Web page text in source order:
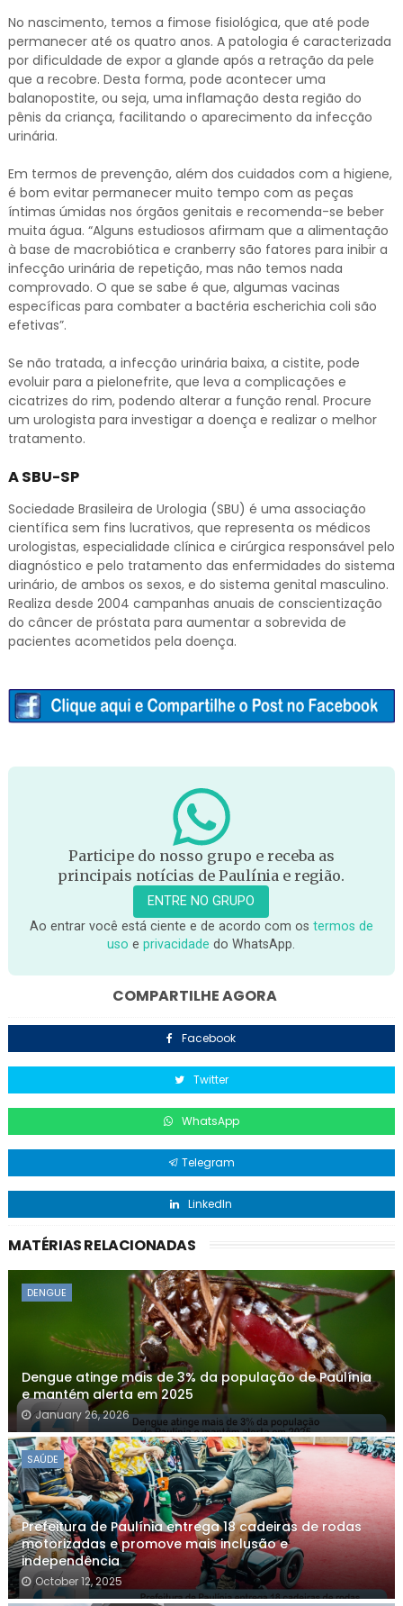
No nascimento, temos a fimose fisiológica, que até pode
permanecer até os quatro anos. A patologia é caracterizada
por dificuldade de expor a glande após a retração da pele
que a recobre. Desta forma, pode acontecer uma
balanopostite, ou seja, uma inflamação desta região do
pênis da criança, facilitando o aparecimento da infecção
urinária.
Em termos de prevenção, além dos cuidados com a higiene,
é bom evitar permanecer muito tempo com as peças
íntimas úmidas nos órgãos genitais e recomenda-se beber
muita água. “Alguns estudiosos afirmam que a alimentação
à base de macrobiótica e cranberry são fatores para inibir a
infecção urinária de repetição, mas não temos nada
comprovado. O que se sabe é que, algumas vacinas
específicas para combater a bactéria escherichia coli são
efetivas”.
Se não tratada, a infecção urinária baixa, a cistite, pode
evoluir para a pielonefrite, que leva a complicações e
cicatrizes do rim, podendo alterar a função renal. Procure
um urologista para investigar a doença e realizar o melhor
tratamento.
A SBU-SP
Sociedade Brasileira de Urologia (SBU) é uma associação
científica sem fins lucrativos, que representa os médicos
urologistas, especialidade clínica e cirúrgica responsável pelo
diagnóstico e pelo tratamento das enfermidades do sistema
urinário, de ambos os sexos, e do sistema genital masculino.
Realiza desde 2004 campanhas anuais de conscientização
do câncer de próstata para aumentar a sobrevida de
pacientes acometidos pela doença.
Participe do nosso grupo e receba as
principais notícias de Paulínia e região.
ENTRE NO GRUPO
Ao entrar você está ciente e de acordo com os termos de
uso eprivacidade do WhatsApp.
COMPARTILHE AGORA
Facebook
Twitter
WhatsApp
Telegram
LinkedIn
MATÉRIAS RELACIONADAS
DENGUE
Dengue atinge mais de 3% da população de Paulínia
e mantém alerta em 2025
January 26, 2026
SAÚDE
Prefeitura de Paulínia entrega 18 cadeiras de rodas
motorizadas e promove mais inclusão e
independência
October 12, 2025